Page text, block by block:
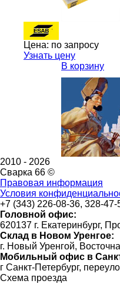
Цена: по запросу
Узнать цену
В корзину
2010 - 2026
Сварка 66 ©
Правовая информация
Условия
+7 (343) 226-08-36, 328-47-
Головной офис:
620137 г. Екатеринбург,
Склад в Новом Уренгое:
г. Новый Уренгой,
Мобильный офис в
г Санкт-Петербург,
Схема проезда